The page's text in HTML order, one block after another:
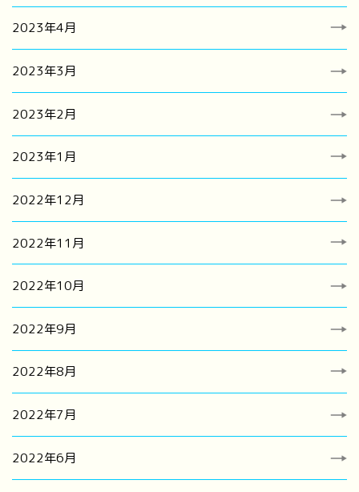
2023年4月
2023年3月
2023年2月
2023年1月
2022年12月
2022年11月
2022年10月
2022年9月
2022年8月
2022年7月
2022年6月